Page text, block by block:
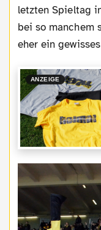
letzten Spieltag
bei so manchem
eher ein
ANZEIGE